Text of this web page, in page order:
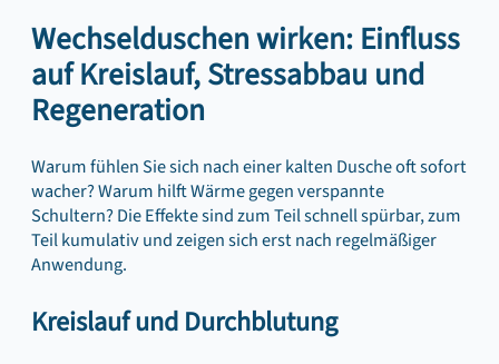
Wechselduschen wirken: Einfluss
auf Kreislauf, Stressabbau und
Regeneration
Warum fühlen Sie sich nach einer kalten Dusche oft sofort
wacher? Warum hilft Wärme gegen verspannte
Schultern? Die Effekte sind zum Teil schnell spürbar, zum
Teil kumulativ und zeigen sich erst nach regelmäßiger
Anwendung.
Kreislauf und Durchblutung